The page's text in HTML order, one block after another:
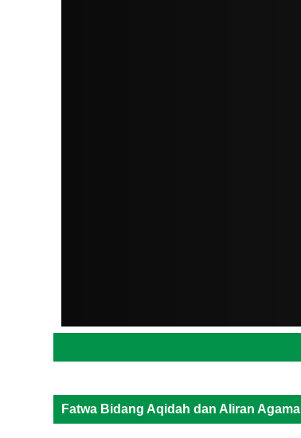
Fatwa Bidang Aqidah dan Aliran Agama